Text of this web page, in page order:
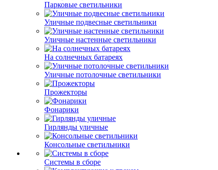
Парковые светильники
Уличные подвесные светильники
Уличные настенные светильники
На солнечных батареях
Уличные потолочные светильники
Прожекторы
Фонарики
Гирлянды уличные
Консольные светильники
Системы в сборе